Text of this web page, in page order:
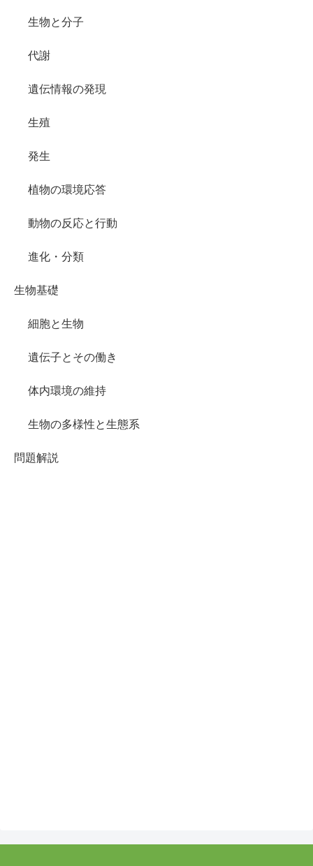
生物と分子
代謝
遺伝情報の発現
生殖
発生
植物の環境応答
動物の反応と行動
進化・分類
生物基礎
細胞と生物
遺伝子とその働き
体内環境の維持
生物の多様性と生態系
問題解説